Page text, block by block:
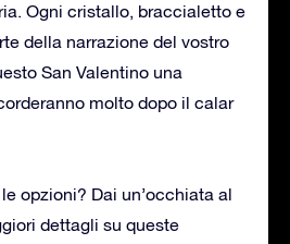
Ogni cristallo, braccialetto e
della narrazione del vostro
San Valentino una
molto dopo il calar
opzioni? Dai un’occhiata al
dettagli su queste